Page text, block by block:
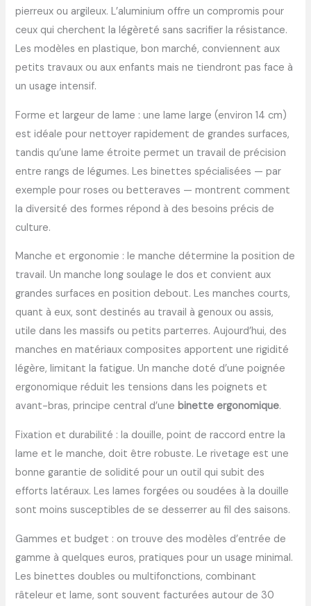
pierreux ou argileux. L’aluminium offre un compromis pour
ceux qui cherchent la légèreté sans sacrifier la résistance.
Les modèles en plastique, bon marché, conviennent aux
petits travaux ou aux enfants mais ne tiendront pas face à
un usage intensif.
Forme et largeur de lame : une lame large (environ 14 cm)
est idéale pour nettoyer rapidement de grandes surfaces,
tandis qu’une lame étroite permet un travail de précision
entre rangs de légumes. Les binettes spécialisées — par
exemple pour roses ou betteraves — montrent comment
la diversité des formes répond à des besoins précis de
culture.
Manche et ergonomie : le manche détermine la position de
travail. Un manche long soulage le dos et convient aux
grandes surfaces en position debout. Les manches courts,
quant à eux, sont destinés au travail à genoux ou assis,
utile dans les massifs ou petits parterres. Aujourd’hui, des
manches en matériaux composites apportent une rigidité
légère, limitant la fatigue. Un manche doté d’une poignée
ergonomique réduit les tensions dans les poignets et
avant-bras, principe central d’unebinette ergonomique.
Fixation et durabilité : la douille, point de raccord entre la
lame et le manche, doit être robuste. Le rivetage est une
bonne garantie de solidité pour un outil qui subit des
efforts latéraux. Les lames forgées ou soudées à la douille
sont moins susceptibles de se desserrer au fil des saisons.
Gammes et budget : on trouve des modèles d’entrée de
gamme à quelques euros, pratiques pour un usage minimal.
Les binettes doubles ou multifonctions, combinant
râteleur et lame, sont souvent facturées autour de 30